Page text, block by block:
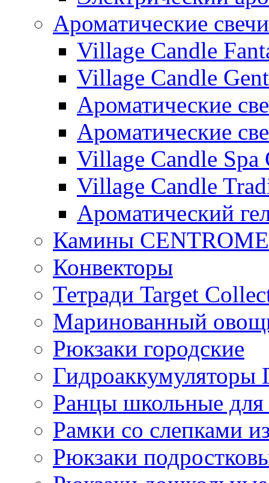
Ароматические
Village Candle
Village Candle
Ароматические
Ароматические
Village Candle Spa
Village Candle
Ароматический
Камины
Конвекторы
Тетради Target
Маринованный
Рюкзаки городские
Ранцы школьные
Рамки со слепками
Рюкзаки